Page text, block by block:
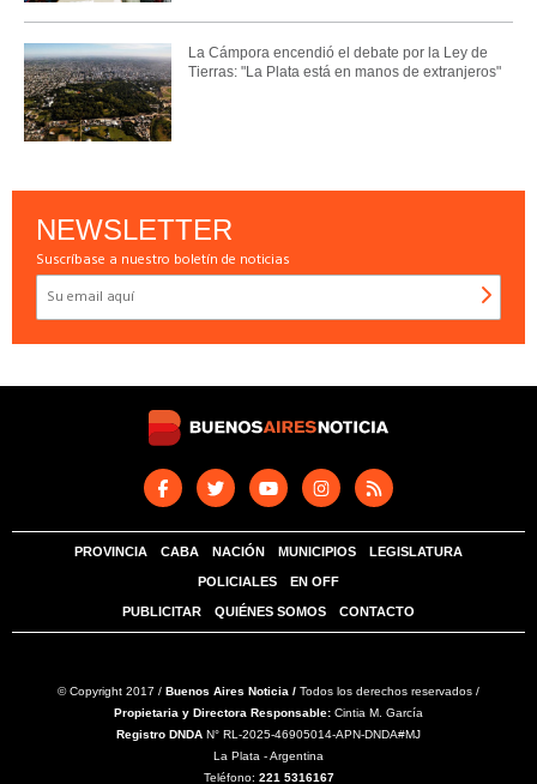
La Cámpora encendió el debate por la Ley de
Tierras: "La Plata está en manos de extranjeros"
NEWSLETTER
Suscríbase a nuestro boletín de noticias
PROVINCIA CABA NACIÓN MUNICIPIOS LEGISLATURA
POLICIALES EN OFF
PUBLICITAR QUIÉNES SOMOS CONTACTO
© Copyright 2017 / Buenos Aires Noticia / Todos los derechos reservados /
Propietaria y Directora Responsable: Cintia M. García
Registro DNDA N° RL-2025-46905014-APN-DNDA#MJ
La Plata - Argentina
Teléfono: 221 5316167